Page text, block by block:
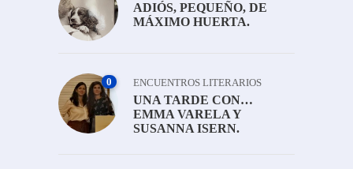
ADIÓS, PEQUEÑO, DE
MÁXIMO HUERTA.
0 ENCUENTROS LITERARIOS
UNA TARDE CON…
EMMA VARELA Y
SUSANNA ISERN.